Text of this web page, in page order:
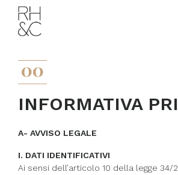
00
INFORMATIVA
A- AVVISO LEGALE
I. DATI IDENTIFICATIVI
Ai sensi dell’articolo 10 della legge 34/